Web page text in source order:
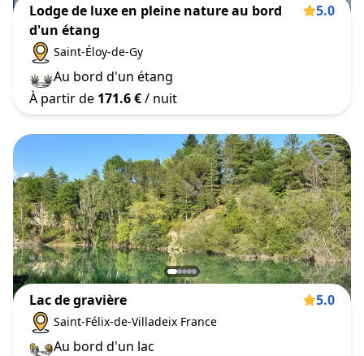
Lodge de luxe en pleine nature au bord
d'un étang
5.0
Saint-Éloy-de-Gy
Au bord d'un étang
À partir de 171.6 €/ nuit
Lac de gravière 5.0
Saint-Félix-de-Villadeix France
Au bord d'un lac